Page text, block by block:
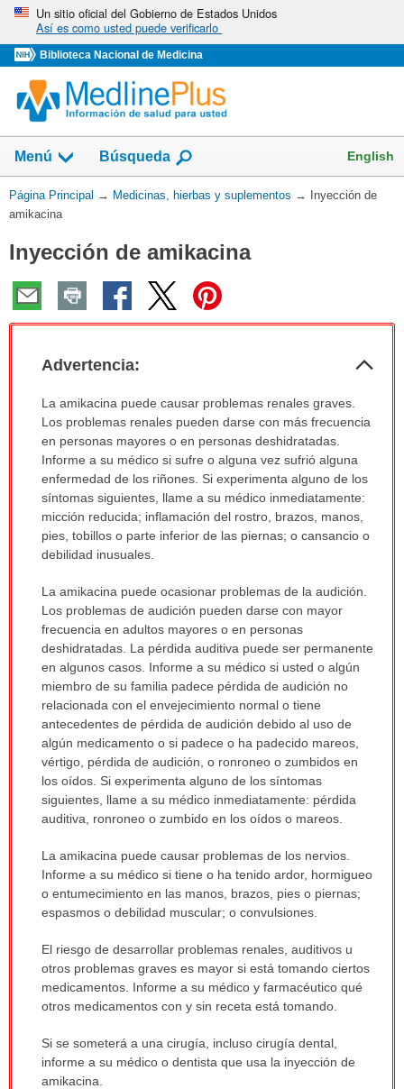
Omita
vaya
al
Contenido
Un sitio oficial del Gobierno de Estados Unidos
Así es como usted puede verificarlo
Biblioteca Nacional de Medicina
Menú
Mostrar
campo
de
Búsqueda English
Usted
está
Página Principal → Medicinas, hierbas y suplementos → Inyección de
amikacina
Inyección de amikacina
Advertencia:
Advertencia:
sido
extendido.
La amikacina puede causar problemas renales graves.
Los problemas renales pueden darse con más frecuencia
en personas mayores o en personas deshidratadas.
Informe a su médico si sufre o alguna vez sufrió alguna
enfermedad de los riñones. Si experimenta alguno de los
síntomas siguientes, llame a su médico inmediatamente:
micción reducida; inflamación del rostro, brazos, manos,
pies, tobillos o parte inferior de las piernas; o cansancio o
debilidad inusuales.
La amikacina puede ocasionar problemas de la audición.
Los problemas de audición pueden darse con mayor
frecuencia en adultos mayores o en personas
deshidratadas. La pérdida auditiva puede ser permanente
en algunos casos. Informe a su médico si usted o algún
miembro de su familia padece pérdida de audición no
relacionada con el envejecimiento normal o tiene
antecedentes de pérdida de audición debido al uso de
algún medicamento o si padece o ha padecido mareos,
vértigo, pérdida de audición, o ronroneo o zumbidos en
los oídos. Si experimenta alguno de los síntomas
siguientes, llame a su médico inmediatamente: pérdida
auditiva, ronroneo o zumbido en los oídos o mareos.
La amikacina puede causar problemas de los nervios.
Informe a su médico si tiene o ha tenido ardor, hormigueo
o entumecimiento en las manos, brazos, pies o piernas;
espasmos o debilidad muscular; o convulsiones.
El riesgo de desarrollar problemas renales, auditivos u
otros problemas graves es mayor si está tomando ciertos
medicamentos. Informe a su médico y farmacéutico qué
otros medicamentos con y sin receta está tomando.
Si se someterá a una cirugía, incluso cirugía dental,
informe a su médico o dentista que usa la inyección de
amikacina.